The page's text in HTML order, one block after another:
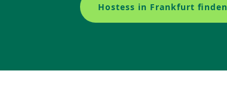
Hostess in Frankfurt finden